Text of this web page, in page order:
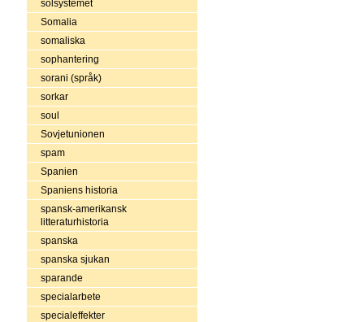
solsystemet
Somalia
somaliska
sophantering
sorani (språk)
sorkar
soul
Sovjetunionen
spam
Spanien
Spaniens historia
spansk-amerikansk
litteraturhistoria
spanska
spanska sjukan
sparande
specialarbete
specialeffekter